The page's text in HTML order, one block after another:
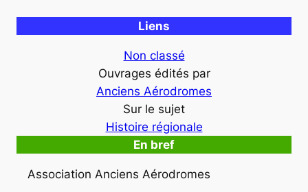
Liens
Non classé
Ouvrages édités par
Anciens Aérodromes
Sur le sujet
Histoire régionale
En bref
Association Anciens Aérodromes